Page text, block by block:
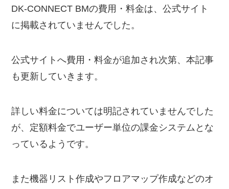
DK-CONNECT BMの費用・料金は、公式サイト
に掲載されていませんでした。
公式サイトへ費用・料金が追加され次第、本記事
も更新していきます。
詳しい料金については明記されていませんでした
が、定額料金でユーザー単位の課金システムとな
っているようです。
また機器リスト作成やフロアマップ作成などのオ